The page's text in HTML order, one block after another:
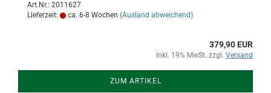
Art.Nr.: 2011627
Lieferzeit:
ca. 6-8 Wochen (Ausland abweichend)
379,90 EUR
inkl. 19% MwSt. zzgl. Versand
ZUM ARTIKEL